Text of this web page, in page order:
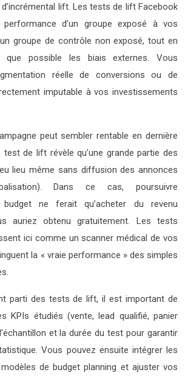
lift. Les tests de lift Facebook
d’un groupe exposé à vos
groupe de contrôle non exposé, tout en
que possible les biais externes. Vous
réelle de conversions ou de
imputable à vos investissements
peut sembler rentable en dernière
de lift révèle qu’une grande partie des
lieu même sans diffusion des annonces
Dans ce cas, poursuivre
budget ne ferait qu’acheter du revenu
auriez obtenu gratuitement. Les tests
ici comme un scanner médical de vos
la « vraie performance » des simples
parti des tests de lift, il est important de
KPIs étudiés (vente, lead qualifié, panier
et la durée du test pour garantir
Vous pouvez ensuite intégrer les
de budget planning et ajuster vos